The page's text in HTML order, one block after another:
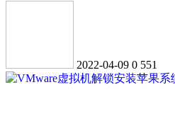
2022-04-09 0 551